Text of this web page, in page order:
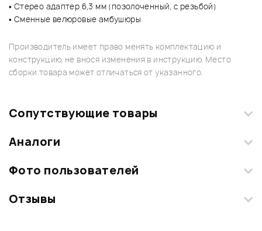
• Стерео адаптер 6,3 мм (позолоченный, с резьбой)
• Сменные велюровые амбушюры
Производитель имеет право менять комплектацию и
конструкцию, не внося изменения в инструкцию. Место
сборки товара может отличаться от указанного.
Сопутствующие товары
Аналоги
Фото пользователей
Загрузите свои фотографии купленного товара и получите
Отзывы